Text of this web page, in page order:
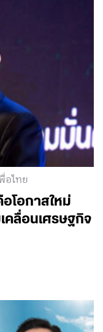
อไทย
อโอกาสใหม่
คลื่อนเศรษฐกิจ